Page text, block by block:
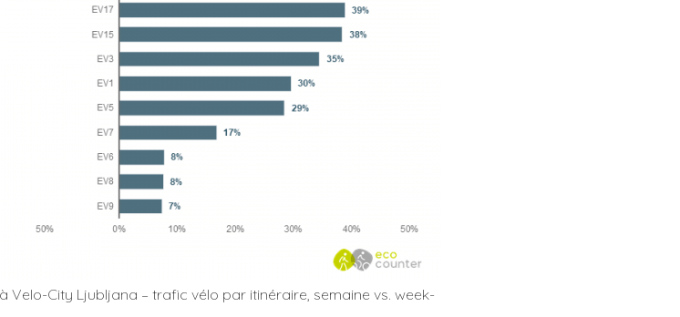
Velo-City Ljubljana – trafic vélo par itinéraire, semaine vs. week-